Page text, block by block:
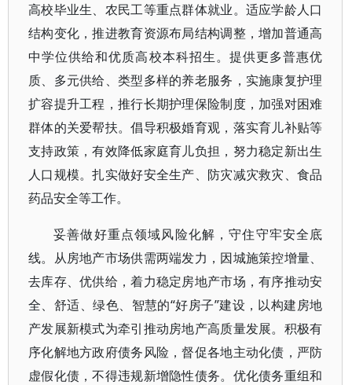
高校毕业生、农民工等重点群体就业。适应学龄人口
结构变化，推进教育资源布局结构调整，增加普通高
中学位供给和优质高校本科招生。提供更多普惠优
质、多元供给、类型多样的养老服务，实施康复护理
扩容提升工程，推行长期护理保险制度，加强对困难
群体的关爱帮扶。倡导积极婚育观，落实育儿补贴等
支持政策，有效降低家庭育儿负担，努力稳定新出生
人口规模。扎实做好安全生产、防灾减灾救灾、食品
药品安全等工作。
妥善做好重点领域风险化解，守住守牢安全底
线。从房地产市场供需两端发力，因城施策控增量、
去库存、优供给，着力稳定房地产市场，有序推动安
全、舒适、绿色、智慧的“好房子”建设，以构建房地
产发展新模式为牵引推动房地产高质量发展。积极有
序化解地方政府债务风险，督促各地主动化债，严防
虚假化债，不得违规新增隐性债务。优化债务重组和